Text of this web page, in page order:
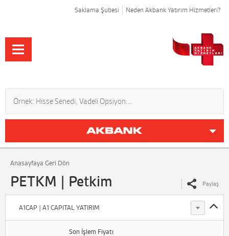
Saklama Şubesi Neden Akbank Yatırım Hizmetleri?
Anasayfaya Geri Dön
PETKM | Petkim Paylaş
A1CAP | A1 CAPITAL YATIRIM
Son İşlem Fiyatı